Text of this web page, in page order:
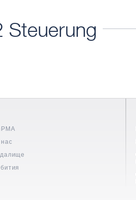
Steuerung